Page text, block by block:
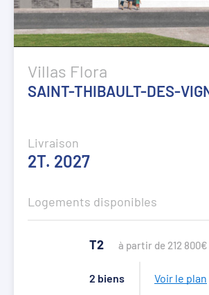
Villas Flora
SAINT-THIBAULT-DES-
Livraison
2T. 2027
Logements disponibles
T2 à partir de 212 800€
2 biens Voir le plan